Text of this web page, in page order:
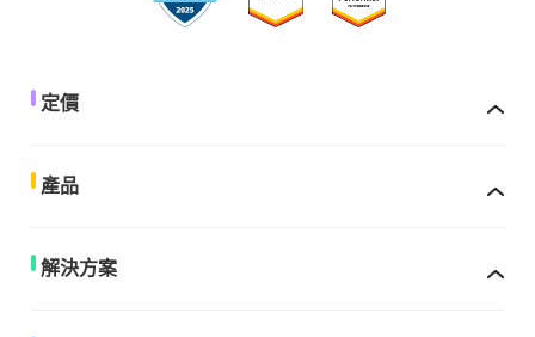
定價
產品
解決方案